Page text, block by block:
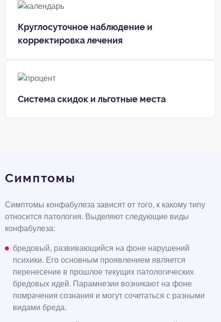
Круглосуточное наблюдение и
корректировка лечения
Система скидок и льготные места
Симптомы
Симптомы конфабулеза зависят от того, к какому типу
относится патология. Выделяют следующие виды
конфабулеза:
бредовый, развивающийся на фоне нарушений
психики. Его основным проявлением является
перенесение в прошлое текущих патологических
бредовых идей. Парамнезии возникают на фоне
помрачения сознания и могут сочетаться с разными
видами бреда.